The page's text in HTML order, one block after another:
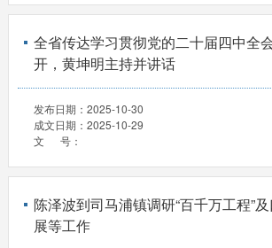
全省传达学习贯彻党的二十届四中全
开，黄坤明主持并讲话
发布日期： 2025-10-30
成文日期： 2025-10-29
文 号：
陈泽波到司马浦镇调研“百千万工程”
展等工作